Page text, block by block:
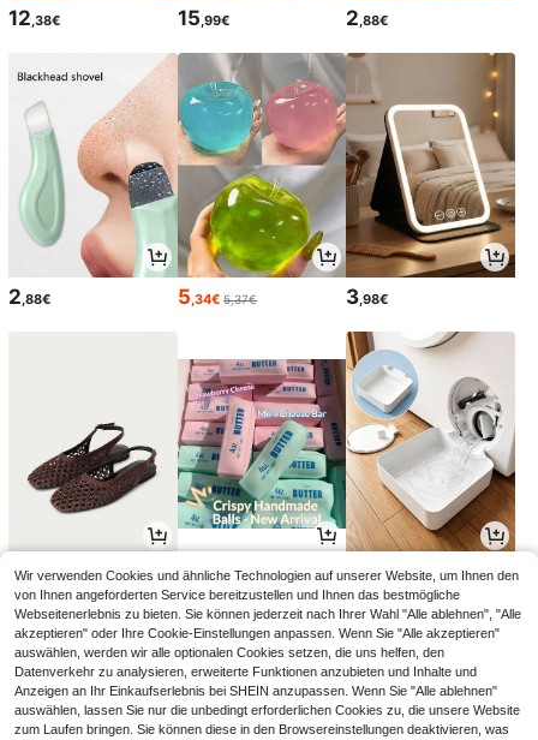
12 ,38€ 15 ,99€ 2 ,88€
2,88€ 5,34€ 5,37€ 3,98€
19,88€19,98€ 11,18€ 2,78€
Wir verwenden Cookies und ähnliche Technologien auf unserer Website, um Ihnen den
von Ihnen angeforderten Service bereitzustellen und Ihnen das bestmögliche
Webseitenerlebnis zu bieten. Sie können jederzeit nach Ihrer Wahl "Alle ablehnen", "Alle
akzeptieren" oder Ihre Cookie-Einstellungen anpassen. Wenn Sie "Alle akzeptieren"
auswählen, werden wir alle optionalen Cookies setzen, die uns helfen, den
Datenverkehr zu analysieren, erweiterte Funktionen anzubieten und Inhalte und
Anzeigen an Ihr Einkaufserlebnis bei SHEIN anzupassen. Wenn Sie "Alle ablehnen"
auswählen, lassen Sie nur die unbedingt erforderlichen Cookies zu, die unsere Website
zum Laufen bringen. Sie können diese in den Browsereinstellungen deaktivieren, was